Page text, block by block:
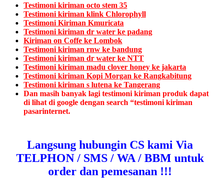
Testimoni kiriman octo stem 35
Testimoni kiriman klink Chlorophyll
Testimoni Kiriman Kmuricata
Testimoni kiriman dr water ke padang
Kiriman on Coffe ke Lombok
Testimoni kiriman rnw ke bandung
Testimoni kiriman dr water ke NTT
Testimoni kiriman madu clover honey ke jakarta
Testimoni kiriman Kopi Morgan ke Rangkabitung
Testimoni kiriman s lutena ke Tangerang
Dan masih banyak lagi testimoni kiriman produk dapat
di lihat di google dengan search “testimoni kiriman
pasarinternet.
Langsung hubungin CS kami Via
TELPHON / SMS / WA / BBM untuk
order dan pemesanan !!!